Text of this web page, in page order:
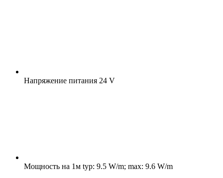
Напряжение питания 24 V
Мощность на 1м typ: 9.5 W/m; max: 9.6 W/m